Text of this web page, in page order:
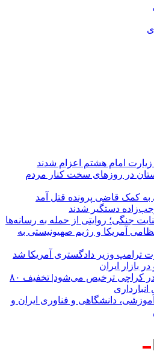
در روزهای سخت کنار مردم
کمک قاضی پرونده قتل آمد
جنگی؛ روایتی از حمله به رسانه‌ها
آمریکا و رژیم صهیونیستی به
ترامپ وزیر دادگستری آمریکا شد
بازار ایران
کانتینرهای ایرانی در بندر کراچی ترخیص می‌شود| تخفیف ۸۰
دانشگاهی و فناوری ایران و